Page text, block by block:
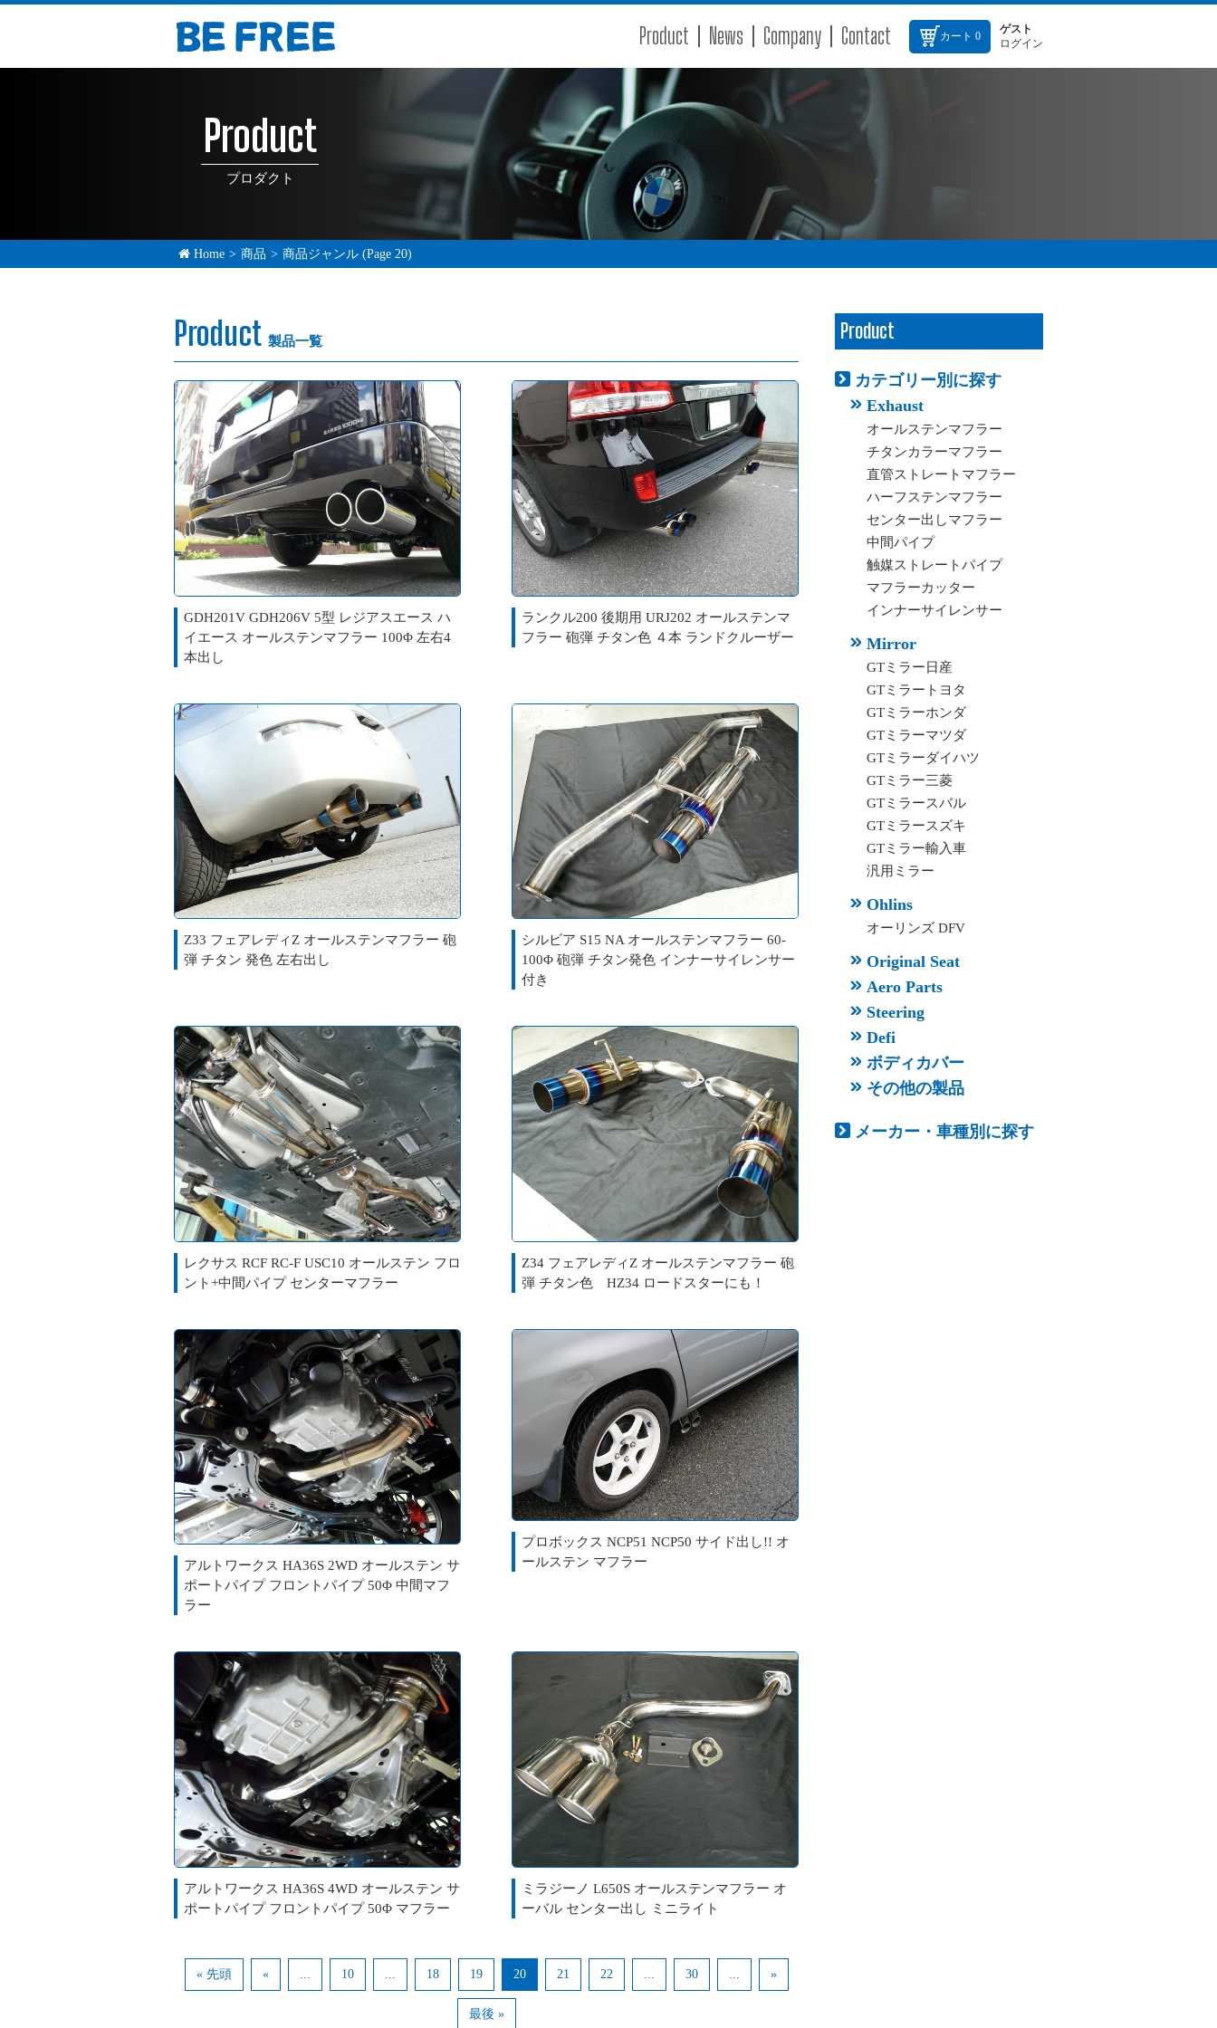
Product News Company Contact カート 0
ゲスト
ログイン
Product
プロダクト
Home > 商品 > 商品ジャンル (Page 20)
Product 製品一覧
GDH201V GDH206V 5型 レジアスエース ハ
イエース オールステンマフラー 100Φ 左右4
本出し
ランクル200 後期用 URJ202 オールステンマ
フラー 砲弾 チタン色 ４本 ランドクルーザー
Z33 フェアレディZ オールステンマフラー 砲
弾 チタン 発色 左右出し
シルビア S15 NA オールステンマフラー 60-
100Φ 砲弾 チタン発色 インナーサイレンサー
付き
レクサス RCF RC-F USC10 オールステン フロ
ント+中間パイプ センターマフラー
Z34 フェアレディZ オールステンマフラー 砲
弾 チタン色 HZ34 ロードスターにも！
アルトワークス HA36S 2WD オールステン サ
ポートパイプ フロントパイプ 50Φ 中間マフ
ラー
プロボックス NCP51 NCP50 サイド出し!! オ
ールステン マフラー
アルトワークス HA36S 4WD オールステン サ
ポートパイプ フロントパイプ 50Φ マフラー
ミラジーノ L650S オールステンマフラー オ
ーバル センター出し ミニライト
« 先頭 « 10 18 19 20 21 22 30 »
最後 »
Product
カテゴリー別に探す
Exhaust
オールステンマフラー
チタンカラーマフラー
直管ストレートマフラー
ハーフステンマフラー
センター出しマフラー
中間パイプ
触媒ストレートパイプ
マフラーカッター
インナーサイレンサー
Mirror
GTミラー日産
GTミラートヨタ
GTミラーホンダ
GTミラーマツダ
GTミラーダイハツ
GTミラー三菱
GTミラースバル
GTミラースズキ
GTミラー輸入車
汎用ミラー
Ohlins
オーリンズ DFV
Original Seat
Aero Parts
Steering
Defi
ボディカバー
その他の製品
メーカー・車種別に探す